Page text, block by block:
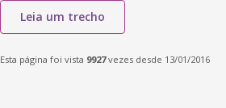
Leia um trecho
Esta página foi vista 9927vezes desde 13/01/2016